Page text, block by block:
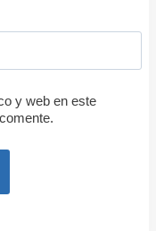
y web en este